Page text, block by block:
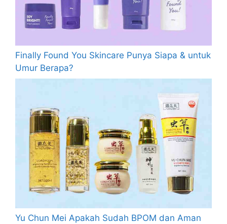
Finally Found You Skincare Punya Siapa & untuk
Umur Berapa?
Yu Chun Mei Apakah Sudah BPOM dan Aman